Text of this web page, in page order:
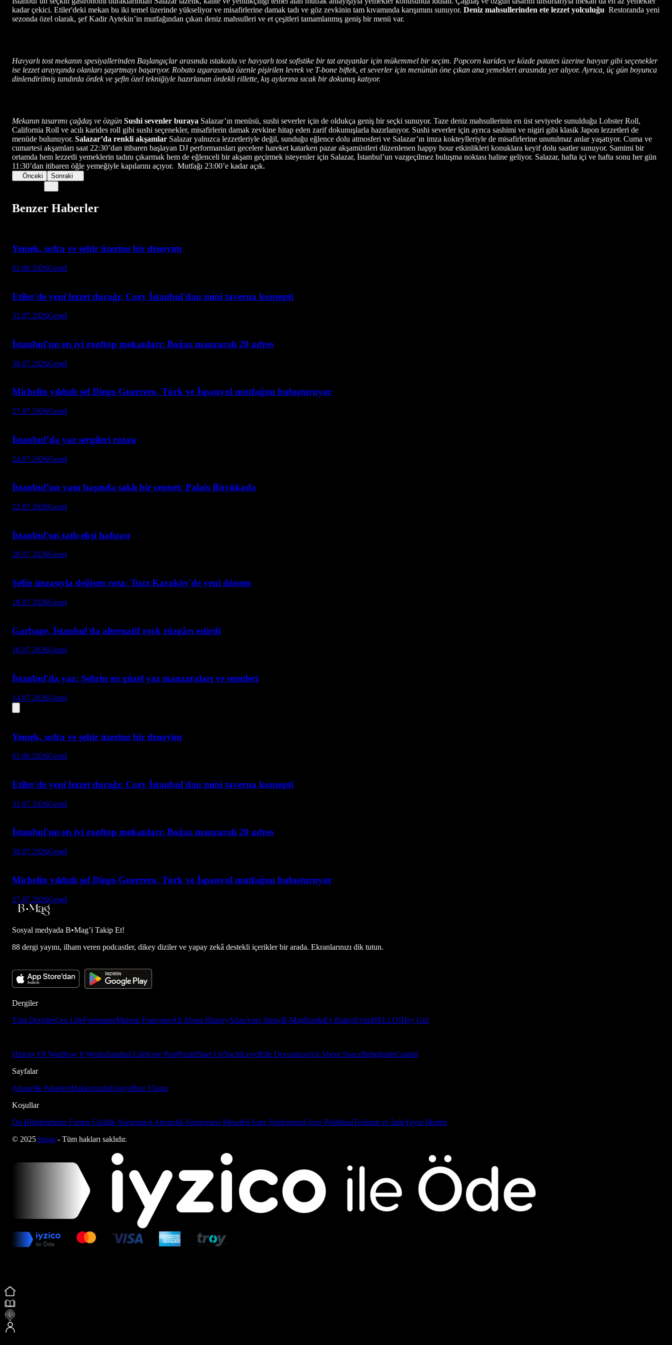
kadar çekici. Etiler'deki mekan bu iki temel üzerinde yükseliyor ve misafirlerine damak tadı ve göz zevkinin tam kıvamında karışımını sunuyor. Deniz mahsullerinden ete lezzet yolculuğu Restoranda yeni
sezonda özel olarak, şef Kadir Aytekin’in mutfağından çıkan deniz mahsulleri ve et çeşitleri tamamlanmış geniş bir menü var.
Havyarlı tost mekanın spesiyallerinden Başlangıçlar arasında ıstakozlu ve havyarlı tost sofistike bir tat arayanlar için mükemmel bir seçim. Popcorn karides ve közde patates üzerine havyar gibi seçenekler
ise lezzet arayışında olanları şaşırtmayı başarıyor. Robato ızgarasında özenle pişirilen levrek ve T-bone biftek, et severler için menünün öne çıkan ana yemekleri arasında yer alıyor. Ayrıca, üç gün boyunca
dinlendirilmiş tandırda ördek ve şefin özel tekniğiyle hazırlanan ördekli rillette, kış aylarına sıcak bir dokunuş katıyor.
Mekanın tasarımı çağdaş ve özgün Sushi sevenler buraya Salazar’ın menüsü, sushi severler için de oldukça geniş bir seçki sunuyor. Taze deniz mahsullerinin en üst seviyede sunulduğu Lobster Roll,
California Roll ve acılı karides roll gibi sushi seçenekler, misafirlerin damak zevkine hitap eden zarif dokunuşlarla hazırlanıyor. Sushi severler için ayrıca sashimi ve nigiri gibi klasik Japon lezzetleri de
menüde bulunuyor. Salazar’da renkli akşamlar Salazar yalnızca lezzetleriyle değil, sunduğu eğlence dolu atmosferi ve Salazar’ın imza kokteylleriyle de misafirlerine unutulmaz anlar yaşatıyor. Cuma ve
cumartesi akşamları saat 22:30’dan itibaren başlayan DJ performansları gecelere hareket katarken pazar akşamüstleri düzenlenen happy hour etkinlikleri konuklara keyif dolu saatler sunuyor. Samimi bir
ortamda hem lezzetli yemeklerin tadını çıkarmak hem de eğlenceli bir akşam geçirmek isteyenler için Salazar, İstanbul’un vazgeçilmez buluşma noktası haline geliyor. Salazar, hafta içi ve hafta sonu her gün
11:30’dan itibaren öğle yemeğiyle kapılarını açıyor. Mutfağı 23:00’e kadar açık.
Önceki Sonraki
Benzer Haberler
Yemek, sofra ve şehir üzerine bir deneyim
01.08.2026Genel
Etiler'de yeni lezzet durağı: Cozy İstanbul'dan mini taverna konsepti
31.07.2026Genel
İstanbul'un en iyi rooftop mekanları: Boğaz manzaralı 20 adres
30.07.2026Genel
Michelin yıldızlı şef Diego Guerrero, Türk ve İspanyol mutfağını buluşturuyor
27.07.2026Genel
İstanbul’da yaz sergileri rotası
24.07.2026Genel
İstanbul’un yanı başında saklı bir cennet: Palais Büyükada
22.07.2026Genel
İstanbul'un tatlı-ekşi hafızası
20.07.2026Genel
Şefin imzasıyla değişen rota: Tuzz Karaköy'de yeni dönem
18.07.2026Genel
Garbage, İstanbul'da alternatif rock rüzgârı estirdi
16.07.2026Genel
İstanbul'da yaz: Şehrin en güzel yaz manzaraları ve semtleri
14.07.2026Genel
Yemek, sofra ve şehir üzerine bir deneyim
01.08.2026Genel
Etiler'de yeni lezzet durağı: Cozy İstanbul'dan mini taverna konsepti
31.07.2026Genel
İstanbul'un en iyi rooftop mekanları: Boğaz manzaralı 20 adres
30.07.2026Genel
Michelin yıldızlı şef Diego Guerrero, Türk ve İspanyol mutfağını buluşturuyor
27.07.2026Genel
Sosyal medyada B•Mag’i Takip Et!
88 dergi yayını, ilham veren podcastler, dikey diziler ve yapay zekâ destekli içerikler bir arada. Ekranlarınızı dik tutun.
Dergiler
Tüm DergilerCeo LifeFormsanteMaison FrançaiseAll About HistoryAtlasAuto ShowB-MagBurdaEv BahçeEvimHELLO!Hey Girl
History Of WarHow It Worksİstanbul LifeKore PopPozitifStart UpYachtLevelElle DecorationAll About SpaceBebeğimleCapital
Sayfalar
Abonelik PaketleriHakkımızdaKünyeBize Ulaşın
Koşullar
Ön Bilgilendirme Formu Gizlilik Sözleşmesi Abonelik Sözleşmesi Mesafeli Satış SözleşmesiÇerez PolitikasıTeslimat ve İadeYayın İlkeleri
© 2025 bmag - Tüm hakları saklıdır.